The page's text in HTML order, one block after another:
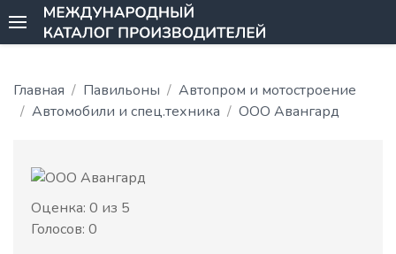
Главная Павильоны
Автопром и мотостроение
Автомобили и спец.техника
ООО Авангард
Оценка: 0 из 5
Голосов: 0